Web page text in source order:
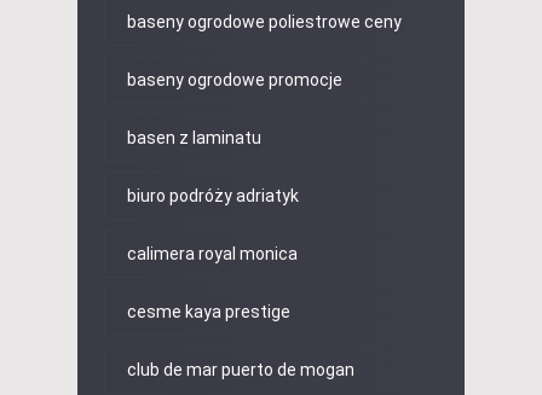
baseny ogrodowe poliestrowe ceny
baseny ogrodowe promocje
basen z laminatu
biuro podróży adriatyk
calimera royal monica
cesme kaya prestige
club de mar puerto de mogan